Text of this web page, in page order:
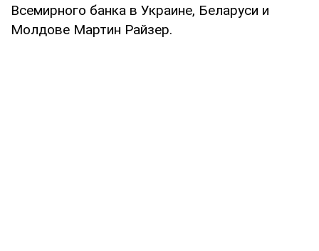
Всемирного банка в Украине, Беларуси и
Молдове Мартин Райзер.